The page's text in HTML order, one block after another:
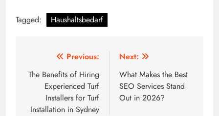
Tagged: Haushaltsbedarf
navigation
Previous:
The Benefits of Hiring
Experienced Turf
Installers for Turf
Installation in Sydney
Next:
What Makes the Best
SEO Services Stand
Out in 2026?